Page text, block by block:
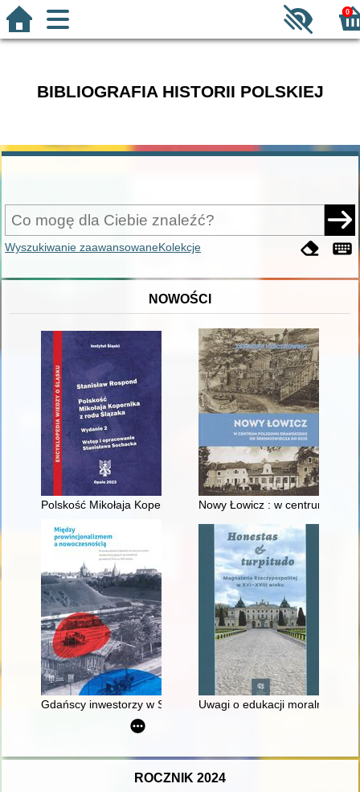
0
BIBLIOGRAFIA HISTORII POLSKIEJ
Wyszukiwanie zaawansowaneKolekcje
NOWOŚCI
Polskość Mikołaja Kopernika z rodu ŚlązakaNowy Łowicz : w centrum
Gdańscy inwestorzy w Sopocie : prestiż finansowy i
Uwagi o edukacji moralnej
ROCZNIK 2024